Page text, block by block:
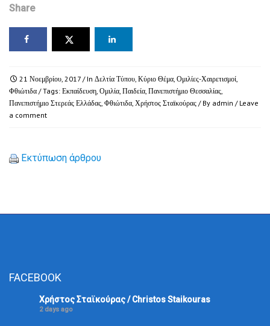
Share
21 Νοεμβρίου, 2017 / In Δελτία Τύπου, Κύριο Θέμα, Ομιλίες-Χαιρετισμοί,
Φθιώτιδα / Tags: Εκπαίδευση, Ομιλία, Παιδεία, Πανεπιστήμιο Θεσσαλίας,
Πανεπιστήμιο Στερεάς Ελλάδας, Φθιώτιδα, Χρήστος Σταϊκούρας / By admin / Leave
a comment
Εκτύπωση άρθρου
FACEBOOK
Χρήστος Σταϊκούρας / Christos Staikouras
2 days ago